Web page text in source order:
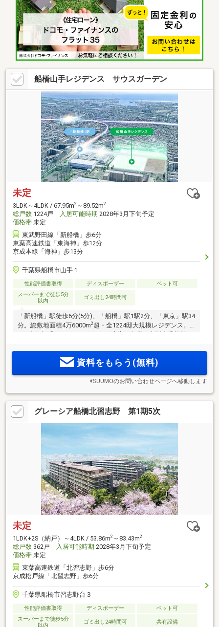
船橋山手レジデンス サウスガーデン
未定
3LDK～4LDK / 67.95m2 ～89.52m2
総戸数 1224戸 入居可能時期 2028年3月下旬予定
価格帯 未定
東武野田線「新船橋」歩6分
東葉高速鉄道「東海神」歩12分
京成本線「海神」歩13分
千葉県船橋市山手１
性能評価書取得 ディスポーザー
ペット可
スーパーまで徒歩5分
以内
ゴミ出し24時間可
「新船橋」駅徒歩6分(5分)、「船橋」駅1駅2分、「東京」駅34
分。総敷地面積4万6000m2 超・全1224邸大規模レジデンス。
3LDK～4LDK。ABINC認証、ZEH基準、低炭素建築物認定取得
資料をもらう(無料)
※SUUMOのお問い合わせページへ移動します
グレーシア船橋北習志野 第1期5次
未定
1LDK+2S（納戸）～4LDK / 53.86m2 ～83.43m2
総戸数 362戸 入居可能時期 2028年3月下旬予定
価格帯 未定
東葉高速鉄道「北習志野」歩6分
京成松戸線「北習志野」歩6分
千葉県船橋市習志野台３
性能評価書取得 ディスポーザー
ペット可
スーパーまで徒歩5分
以内
ゴミ出し24時間可 共有設備